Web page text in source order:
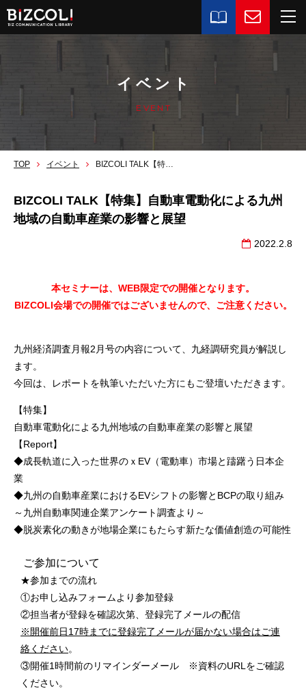
イベント
EVENT
TOP イベント BIZCOLI TALK【特集】自動車電動化による九州地域の自動車産業の影響と展望
BIZCOLI TALK【特集】自動車電動化による九州
地域の自動車産業の影響と展望
2022.2.8
本セミナーは、WEB限定での開催となります。
BIZCOLI会場での開催ではございませんので、ご注意ください。
九州経済調査月報2月号の内容について、九経調研究員が解説し
ます。
今回は、レポートを執筆いただいた方にもご登壇いただきます。
【特集】
自動車電動化による九州地域の自動車産業の影響と展望
【Report】
◆成長軌道に入った世界のｘEV（電動車）市場と躊躇う日本企
業
◆九州の自動車産業におけるEVシフトの影響とBCPの取り組み
～九州自動車関連企業アンケート調査より～
◆脱炭素化の動きが地場企業にもたらす新たな価値創造の可能性
ご参加について
★参加までの流れ
①お申し込みフォームより参加登録
②担当者が登録を確認次第、登録完了メールの配信
※開催前日17時までに登録完了メールが届かない場合はご連
絡ください。
③開催1時間前のリマインダーメール ※資料のURLをご確認
ください。